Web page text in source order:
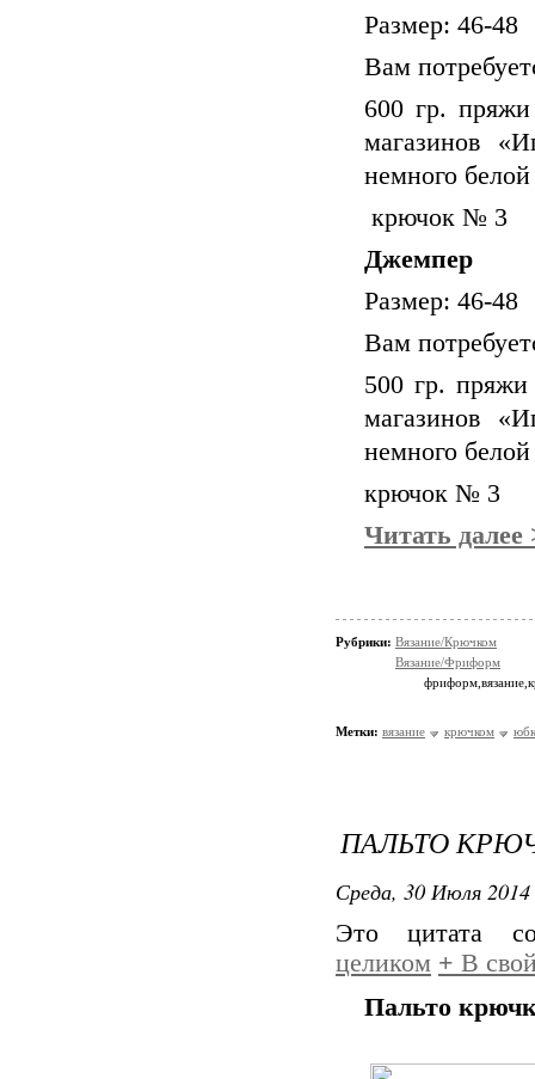
Размер: 46-48
Вам
600 гр.
магазинов
немного
крючок № 3
Джемпер
Размер: 46-48
Вам
500 гр.
магазинов
немного
крючок № 3
Читать далее
Рубрики: Вязание/Крючком
Вязание/Фриформ
Метки: вязание крючком
ПАЛЬТО
Среда, 30 Июля
Это цитата
целиком + В
Пальто